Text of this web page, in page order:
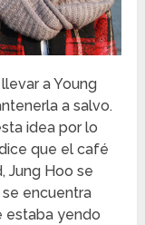
a Young
a salvo.
idea por lo
que el café
Jung Hoo se
encuentra
estaba yendo